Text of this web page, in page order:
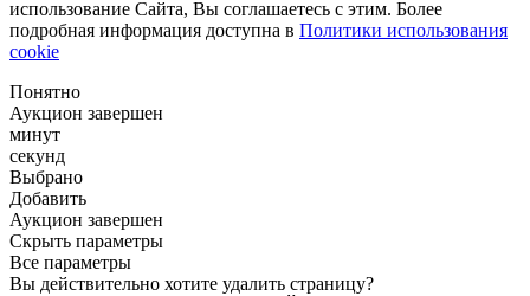
использование Сайта, Вы соглашаетесь с этим. Более
подробная информация доступна в Политики использования
cookie
Понятно
Аукцион завершен
минут
секунд
Выбрано
Добавить
Аукцион завершен
Скрыть параметры
Все параметры
Вы действительно хотите удалить страницу?